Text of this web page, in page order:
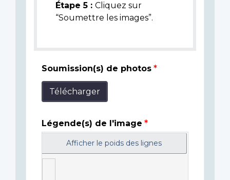
Étape 5 : Cliquez sur
“Soumettre les images”.
Soumission(s) de photos
Télécharger
Légende(s) de l'image
Afficher le poids des lignes